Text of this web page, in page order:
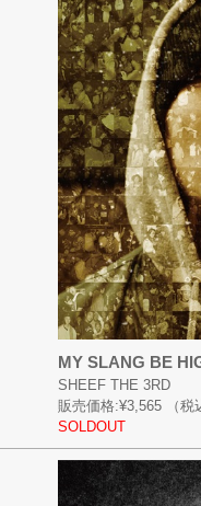
MY SLANG BE
SHEEF THE 3RD
販売価格:¥3,565
（税
SOLDOUT